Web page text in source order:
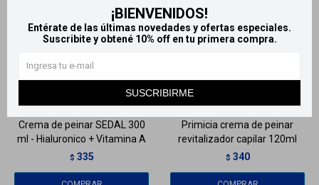
¡BIENVENIDOS!
Entérate de las últimas novedades y ofertas especiales.
Suscribite y obtené 10% off en tu primera compra.
SUSCRIBIRME
LlegaMAÑANA
Crema de peinar SEDAL 300
ml - Hialuronico + Vitamina A
$ 335
Primicia crema de peinar
revitalizador capilar 120ml
$ 340